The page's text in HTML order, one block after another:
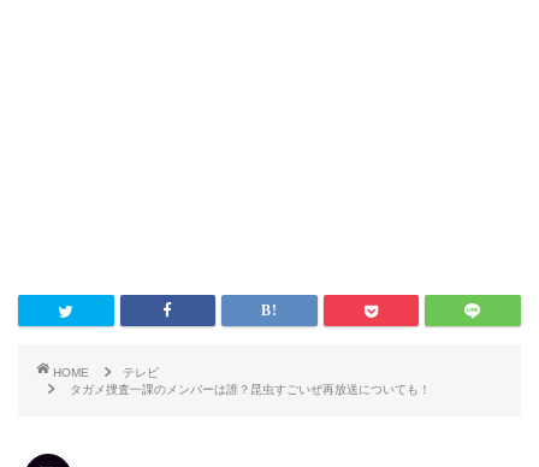
HOME
テレビ
タガメ捜査一課のメンバーは誰？昆虫すごいぜ再放送についても！